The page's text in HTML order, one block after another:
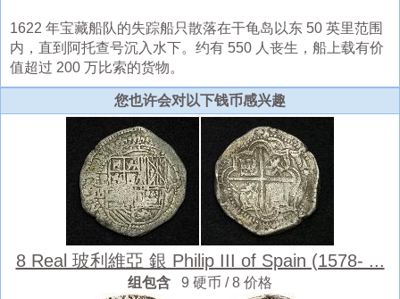
1622 年宝藏船队的失踪船只散落在干龟岛以东 50 英里范围
内，直到阿托查号沉入水下。约有 550 人丧生，船上载有价
值超过 200 万比索的货物。
您也许会对以下钱币感兴趣
8 Real 玻利維亞 銀 Philip III of Spain (1578- ...
组包含 9 硬币 / 8 价格